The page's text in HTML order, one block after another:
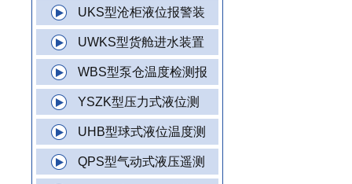
UKS型沧柜液位报警装
UWKS型货舱进水装置
WBS型泵仓温度检测报
YSZK型压力式液位测
UHB型球式液位温度测
QPS型气动式液压遥测